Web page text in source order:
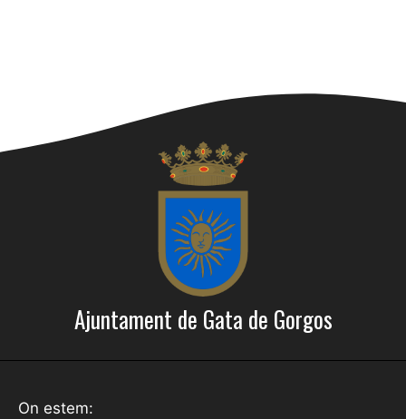
Ajuntament de Gata de Gorgos
On estem: